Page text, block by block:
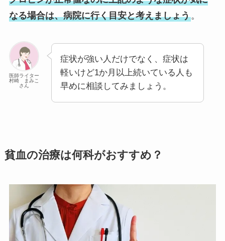
なる場合は、病院に行く目安と考えましょう。
医師ライター
村崎 まみこ
さん
症状が強い人だけでなく、症状は
軽いけど1か月以上続いている人も
早めに相談してみましょう。
貧血の治療は何科がおすすめ？